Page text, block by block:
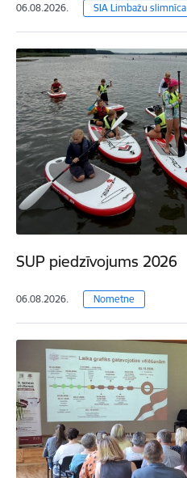
06.08.2026. SIA Limbažu slimnīca
SUP piedzīvojums 2026
06.08.2026. Nometne